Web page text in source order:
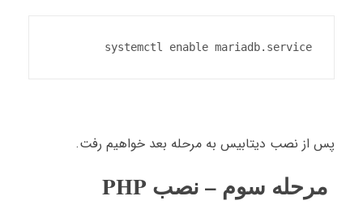
systemctl enable mariadb.service
پس از نصب دیتابیس به مرحله بعد خواهیم رفت.
مرحله سوم – نصب PHP